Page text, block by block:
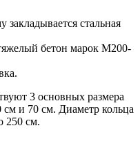
стальная
бетон марок М200-
3 основных размера
и 70 см. Диаметр кольца
250 см.